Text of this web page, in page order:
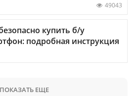
49043
купить б/у
подробная инструкция
ПОКАЗАТЬ ЕЩЕ